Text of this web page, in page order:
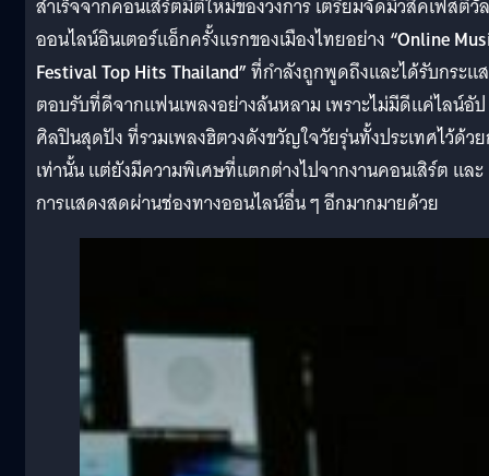
สำเร็จจากคอนเสิร์ตมิติใหม่ของวงการ เตรียมจัดมิวสิคเฟสติวัล
ออนไลน์อินเตอร์แอ็กครั้งแรกของเมืองไทยอย่าง “Online
Festival Top Hits Thailand”ที่กำลังถูกพูดถึงและได้รับกระแส
ตอบรับที่ดีจากแฟนเพลงอย่างล้นหลาม เพราะไม่มีดีแค่ไลน์อัป
ศิลปินสุดปัง ที่รวมเพลงฮิตวงดังขวัญใจวัยรุ่นทั้งประเทศไว้ด้ว
เท่านั้น แต่ยังมีความพิเศษที่แตกต่างไปจากงานคอนเสิร์ต และ
การแสดงสดผ่านช่องทางออนไลน์อื่น ๆ อีกมากมายด้วย